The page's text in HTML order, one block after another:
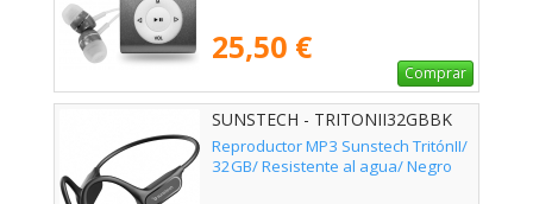
25,50 €
Comprar
SUNSTECH - TRITONII32GBBK
Reproductor MP3 Sunstech TritónII/
32GB/ Resistente al agua/ Negro